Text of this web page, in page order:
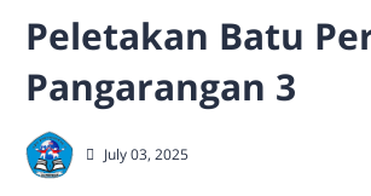
Peletakan Batu
Pangarangan 3
July 03, 2025